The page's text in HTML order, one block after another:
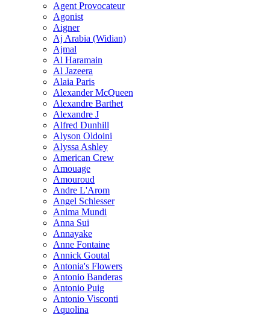
Agent Provocateur
Agonist
Aigner
Aj Arabia (Widian)
Ajmal
Al Haramain
Al Jazeera
Alaia Paris
Alexander McQueen
Alexandre Barthet
Alexandre J
Alfred Dunhill
Alyson Oldoini
Alyssa Ashley
American Crew
Amouage
Amouroud
Andre L'Arom
Angel Schlesser
Anima Mundi
Anna Sui
Annayake
Anne Fontaine
Annick Goutal
Antonia's Flowers
Antonio Banderas
Antonio Puig
Antonio Visconti
Aquolina